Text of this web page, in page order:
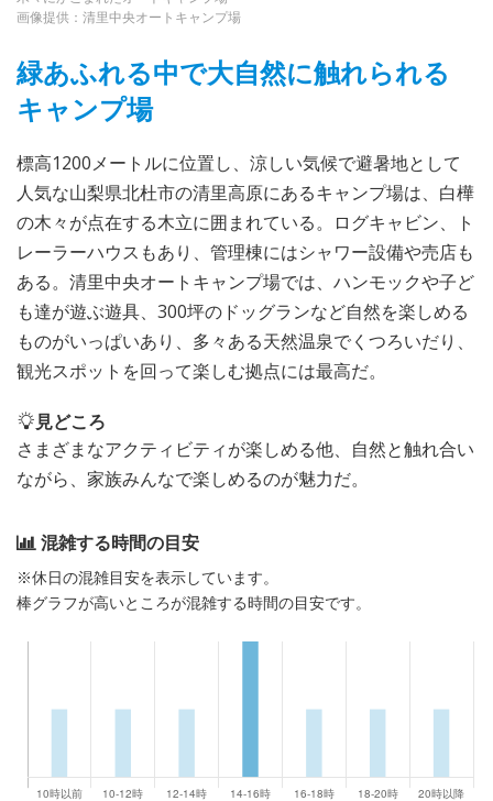
画像提供：清里中央オートキャンプ場
緑あふれる中で大自然に触れられる
キャンプ場
標高1200メートルに位置し、涼しい気候で避暑地として
人気な山梨県北杜市の清里高原にあるキャンプ場は、白樺
の木々が点在する木立に囲まれている。ログキャビン、ト
レーラーハウスもあり、管理棟にはシャワー設備や売店も
ある。清里中央オートキャンプ場では、ハンモックや子ど
も達が遊ぶ遊具、300坪のドッグランなど自然を楽しめる
ものがいっぱいあり、多々ある天然温泉でくつろいだり、
観光スポットを回って楽しむ拠点には最高だ。
見どころ
さまざまなアクティビティが楽しめる他、自然と触れ合い
ながら、家族みんなで楽しめるのが魅力だ。
混雑する時間の目安
※休日の混雑目安を表示しています。
棒グラフが高いところが混雑する時間の目安です。